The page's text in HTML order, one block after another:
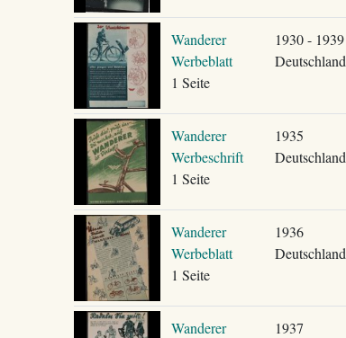
Wanderer
Werbeblatt
1 Seite
1930 - 1939
Deutschland
Wanderer
Werbeschrift
1 Seite
1935
Deutschland
Wanderer
Werbeblatt
1 Seite
1936
Deutschland
Wanderer
1937